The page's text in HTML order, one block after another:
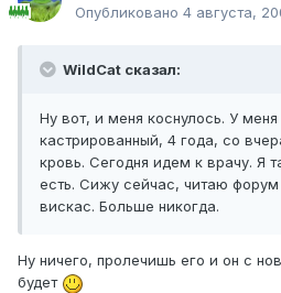
Опубликовано 4 августа,
WildCat сказал:
Ну вот, и меня коснулось. У
кастрированный, 4 года, со
кровь. Сегодня идем к врачу. Я
есть. Сижу сейчас, читаю
вискас. Больше никогда.
Ну ничего, пролечишь его и он с
будет